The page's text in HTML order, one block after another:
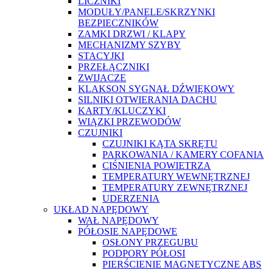
MODUŁY/PANELE/SKRZYNKI
BEZPIECZNIKÓW
ZAMKI DRZWI / KLAPY
MECHANIZMY SZYBY
STACYJKI
PRZEŁĄCZNIKI
ZWIJACZE
KLAKSON SYGNAŁ DŹWIĘKOWY
SILNIKI OTWIERANIA DACHU
KARTY/KLUCZYKI
WIĄZKI PRZEWODÓW
CZUJNIKI
CZUJNIKI KĄTA SKRĘTU
PARKOWANIA / KAMERY COFANIA
CIŚNIENIA POWIETRZA
TEMPERATURY WEWNĘTRZNEJ
TEMPERATURY ZEWNĘTRZNEJ
UDERZENIA
UKŁAD NAPĘDOWY
WAŁ NAPĘDOWY
PÓŁOSIE NAPĘDOWE
OSŁONY PRZEGUBU
PODPORY PÓŁOSI
PIERŚCIENIE MAGNETYCZNE ABS